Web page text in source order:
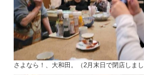
さよなら！、大和田。（2月末日で閉店しまし